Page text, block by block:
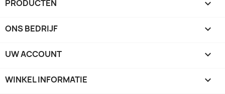
PRODUCTEN 
ONS BEDRIJF 
UW ACCOUNT 
WINKEL INFORMATIE keyboard_arrow_down